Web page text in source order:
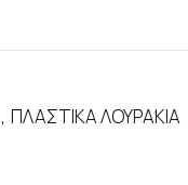
, ΠΛΑΣΤΙΚΑ ΛΟΥΡΑΚΙΑ